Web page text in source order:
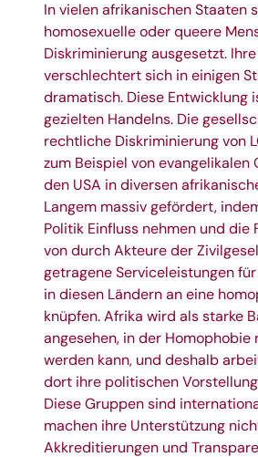
In vielen afrikanischen Staaten
homosexuelle oder queere
Diskriminierung ausgesetzt.
verschlechtert sich in einigen
dramatisch. Diese Entwicklung
gezielten Handelns. Die
rechtliche Diskriminierung von
zum Beispiel von evangelikalen
den USA in diversen
Langem massiv gefördert,
Politik Einfluss nehmen und die
von durch Akteure der
getragene Serviceleistungen
in diesen Ländern an eine
knüpfen. Afrika wird als starke
angesehen, in der Homophobie
werden kann, und deshalb
dort ihre politischen
Diese Gruppen sind
machen ihre Unterstützung
Akkreditierungen und